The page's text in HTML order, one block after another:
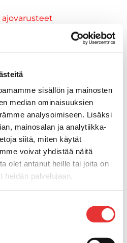
sisällön ja mainosten
median ominaisuuksien
analysoimiseen. Lisäksi
mainosalan ja analytiikka-
siitä, miten käytät
voivat yhdistää näitä
olet antanut heille tai joita on
heidän palvelujaan.
ajovarusteet
ajan asusteet
Lynx vaatetus
ajovarusteet
vapaa-ajan asusteet